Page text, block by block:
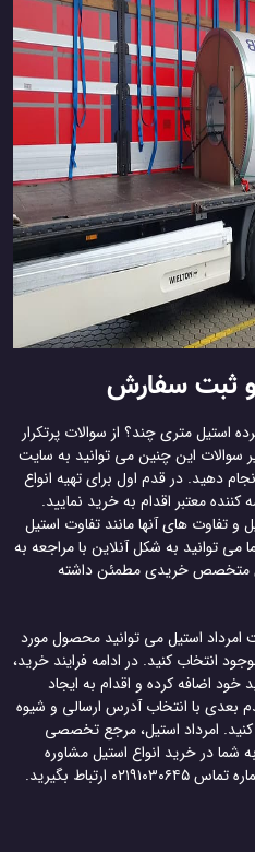
و ثبت سفارش
استیل متری چند؟ از سوالات پرتکرار
سوالات این چنین می توانید به سایت
دهید. در قدم اول برای تهیه انواع
معتبر اقدام به خرید نمایید.
و تفاوت های آنها مانند تفاوت استیل
شما می توانید به شکل آنلاین با مراجعه به
متخصص خریدی مطمئن داشته
امرداد استیل می توانید محصول مورد
انتخاب کنید. در ادامه فرایند خرید،
اضافه کرده و اقدام به ایجاد
بعدی با انتخاب آدرس ارسالی و شیوه
امرداد استیل، مرجع تخصصی
در خرید انواع استیل مشاوره
ارتباط بگیرید.